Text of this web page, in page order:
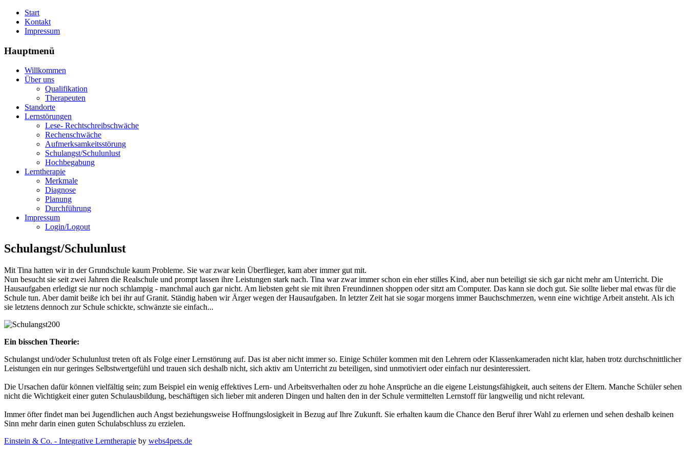
Start
Kontakt
Impressum
Hauptmenü
Willkommen
Über uns
Qualifikation
Therapeuten
Standorte
Lernstörungen
Lese- Rechtschreibschwäche
Rechenschwäche
Aufmerksamkeitsstörung
Schulangst/Schulunlust
Hochbegabung
Lerntherapie
Merkmale
Diagnose
Planung
Durchführung
Impressum
Login/Logout
Schulangst/Schulunlust
Mit Tina hatten wir in der Grundschule kaum Probleme. Sie war zwar kein Überflieger, kam aber immer gut mit.
Nun besucht sie seit zwei Jahren die Realschule und prompt lassen ihre Leistungen stark nach. Tina war zwar immer schon ein eher stilles Kind, aber nun beteiligt sie sich gar nicht mehr am Unterricht. Die
Hausaufgaben erledigt sie nur noch schlampig - manchmal auch gar nicht. Am liebsten geht sie mit ihren Freundinnen shoppen oder sitzt am Computer. Das kann sie doch gut. Sie sollte lieber mal etwas für die
Schule tun. Aber damit beiße ich bei ihr auf Granit. Ständig haben wir Ärger wegen der Hausaufgaben. In letzter Zeit hat sie sogar morgens immer Bauchschmerzen, wenn eine wichtige Arbeit ansteht. Als ich
sie letztens dennoch zur Schule schickte, schwänzte sie einfach...
Ein bisschen Theorie:
Schulangst und/oder Schulunlust treten oft als Folge einer Lernstörung auf. Das ist aber nicht immer so. Einige Schüler kommen mit den Lehrern oder Klassenkameraden nicht klar, haben trotz durchschnittlicher
Leistungen ein nur geringes Selbstwertgefühl und trauen sich deshalb nicht, sich aktiv am Unterricht zu beteiligen, sind unmotiviert oder einfach nur desinteressiert.
Die Ursachen dafür können vielfältig sein; zum Beispiel ein wenig effektives Lern- und Arbeitsverhalten oder zu hohe Ansprüche an die eigene Leistungsfähigkeit, auch seitens der Eltern. Manche Schüler sehen
nicht die Wichtigkeit einer guten Schulausbildung, beschäftigen sich lieber mit anderen Dingen und halten den in der Schule vermittelten Lernstoff für langweilig und nicht relevant.
Immer öfter findet man bei Jugendlichen auch Angst beziehungsweise Hoffnungslosigkeit in Bezug auf Ihre Zukunft. Sie erhalten kaum die Chance den Beruf ihrer Wahl zu erlernen und sehen deshalb keinen
Sinn mehr darin einen guten Schulabschluss zu erzielen.
Einstein & Co. - Integrative Lerntherapie by webs4pets.de